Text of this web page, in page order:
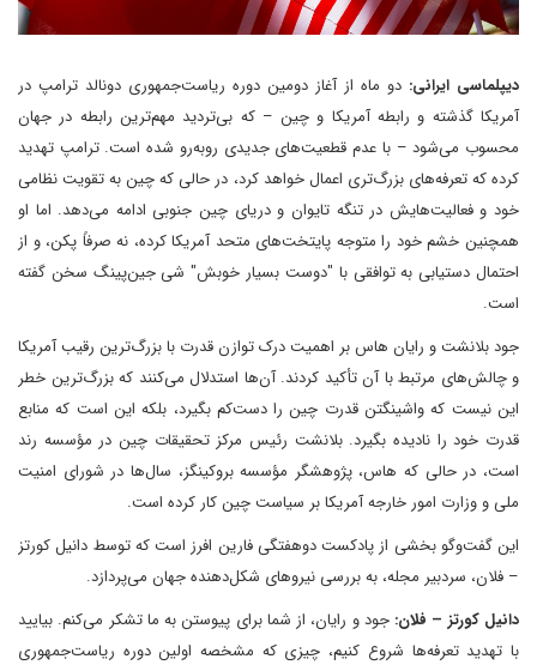
دیپلماسی ایرانی: دو ماه از آغاز دومین دوره ریاست‌جمهوری دونالد ترامپ در
آمریکا گذشته و رابطه آمریکا و چین – که بی‌تردید مهم‌ترین رابطه در جهان
محسوب می‌شود – با عدم قطعیت‌های جدیدی روبه‌رو شده است. ترامپ تهدید
کرده که تعرفه‌های بزرگ‌تری اعمال خواهد کرد، در حالی که چین به تقویت نظامی
خود و فعالیت‌هایش در تنگه تایوان و دریای چین جنوبی ادامه می‌دهد. اما او
همچنین خشم خود را متوجه پایتخت‌های متحد آمریکا کرده، نه صرفاً پکن، و از
احتمال دستیابی به توافقی با "دوست بسیار خوبش" شی جین‌پینگ سخن گفته
است.
جود بلانشت و رایان هاس بر اهمیت درک توازن قدرت با بزرگ‌ترین رقیب آمریکا
و چالش‌های مرتبط با آن تأکید کردند. آن‌ها استدلال می‌کنند که بزرگ‌ترین خطر
این نیست که واشینگتن قدرت چین را دست‌کم بگیرد، بلکه این است که منابع
قدرت خود را نادیده بگیرد. بلانشت رئیس مرکز تحقیقات چین در مؤسسه رند
است، در حالی که هاس، پژوهشگر مؤسسه بروکینگز، سال‌ها در شورای امنیت
ملی و وزارت امور خارجه آمریکا بر سیاست چین کار کرده است.
این گفت‌وگو بخشی از پادکست دوهفتگی فارین افرز است که توسط دانیل کورتز
– فلان، سردبیر مجله، به بررسی نیروهای شکل‌دهنده جهان می‌پردازد.
دانیل کورتز – فلان: جود و رایان، از شما برای پیوستن به ما تشکر می‌کنم. بیایید
با تهدید تعرفه‌ها شروع کنیم، چیزی که مشخصه اولین دوره ریاست‌جمهوری